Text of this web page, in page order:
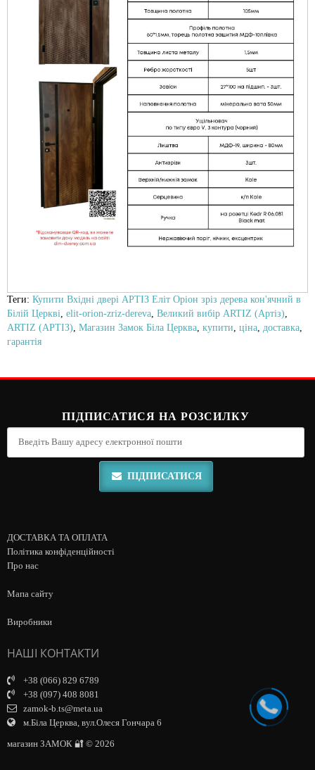
Теги: Купити Вхідні двері АРТІЗ Еліт Оріон зріз дерева кон'ячний в
Білій Церкві elit-orion-zriz-dereva Великий вибір ARTIZ (Артіз)
ARTIZ (АРТІЗ) Магазин Замок Біла Церква купити ціна доставка
гарантія
ПІДПИСАТИСЯ НА РОЗСИЛКУ
ПІДПИСАТИСЯ
ДОСТАВКА ТА ОПЛАТА
Політика конфіденційності
Про нас
Мапа сайту
Виробники
НАШІ КОНТАКТИ
+38 (066) 829 6789
+38 (097) 408 8081
zamok-b.ts@meta.ua
м.Біла Церква, вул.Олеся Гончара 6
магазин ЗАМОК 🔐 © 2026